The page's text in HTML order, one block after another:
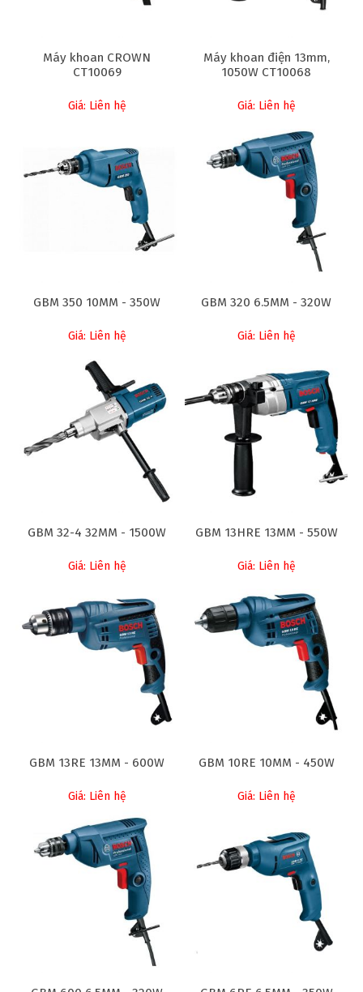
Máy khoan CROWN
CT10069
Giá: Liên hệ
Máy khoan điện 13mm,
1050W CT10068
Giá: Liên hệ
GBM 350 10MM - 350W
Giá: Liên hệ
GBM 320 6.5MM - 320W
Giá: Liên hệ
GBM 32-4 32MM - 1500W
Giá: Liên hệ
GBM 13HRE 13MM - 550W
Giá: Liên hệ
GBM 13RE 13MM - 600W
Giá: Liên hệ
GBM 10RE 10MM - 450W
Giá: Liên hệ